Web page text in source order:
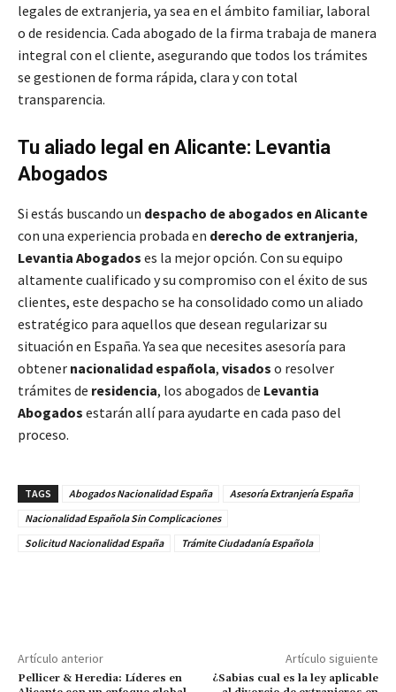
legales de extranjeria, ya sea en el ámbito familiar, laboral
o de residencia. Cada abogado de la firma trabaja de manera
integral con el cliente, asegurando que todos los trámites
se gestionen de forma rápida, clara y con total
transparencia.
Tu aliado legal en Alicante: Levantia
Abogados
Si estás buscando un despacho de abogados en Alicante
con una experiencia probada en derecho de extranjeria,
Levantia Abogados es la mejor opción. Con su equipo
altamente cualificado y su compromiso con el éxito de sus
clientes, este despacho se ha consolidado como un aliado
estratégico para aquellos que desean regularizar su
situación en España. Ya sea que necesites asesoría para
obtener nacionalidad española, visados o resolver
trámites de residencia, los abogados de Levantia
Abogados estarán allí para ayudarte en cada paso del
proceso.
TAGS Abogados Nacionalidad España
Asesoría Extranjería España
Nacionalidad Española Sin Complicaciones
Solicitud Nacionalidad España
Trámite Ciudadanía Española
Artículo anterior
Pellicer & Heredia: Líderes en
Artículo siguiente
¿Sabias cual es la ley aplicable